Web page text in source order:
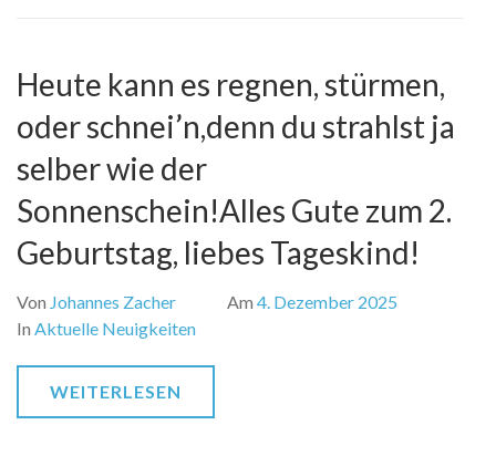
Heute kann es regnen, stürmen,
oder schnei’n,denn du strahlst ja
selber wie der
Sonnenschein!Alles Gute zum 2.
Geburtstag, liebes Tageskind!
Von Johannes Zacher Am 4. Dezember 2025
In Aktuelle Neuigkeiten
WEITERLESEN